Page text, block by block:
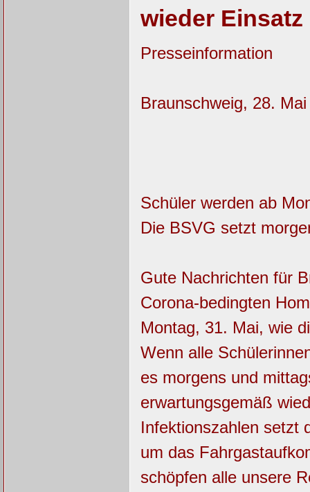
wieder
Presseinformation
Braunschweig, 28.
Schüler werden ab
Die BSVG setzt
Gute Nachrichten für
Corona-bedingten
Montag, 31. Mai, wie
Wenn alle
es morgens und
erwartungsgemäß
Infektionszahlen setzt
um das
schöpfen alle unsere